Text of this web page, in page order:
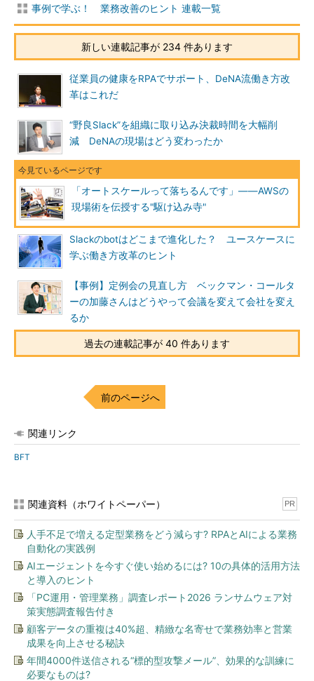
事例で学ぶ！ 業務改善のヒント 連載一覧
新しい連載記事が 234 件あります
従業員の健康をRPAでサポート、DeNA流働き方改
革はこれだ
“野良Slack”を組織に取り込み決裁時間を大幅削
減 DeNAの現場はどう変わったか
「オートスケールって落ちるんです」――AWSの
現場術を伝授する"駆け込み寺"
Slackのbotはどこまで進化した？ ユースケースに
学ぶ働き方改革のヒント
【事例】定例会の見直し方 ベックマン・コールタ
ーの加藤さんはどうやって会議を変えて会社を変え
るか
過去の連載記事が 40 件あります
前のページへ
関連リンク
BFT
関連資料（ホワイトペーパー） PR
人手不足で増える定型業務をどう減らす? RPAとAIによる業務
自動化の実践例
AIエージェントを今すぐ使い始めるには? 10の具体的活用方法
と導入のヒント
「PC運用・管理業務」調査レポート2026 ランサムウェア対
策実態調査報告付き
顧客データの重複は40%超、精緻な名寄せで業務効率と営業
成果を向上させる秘訣
年間4000件送信される“標的型攻撃メール”、効果的な訓練に
必要なものは?